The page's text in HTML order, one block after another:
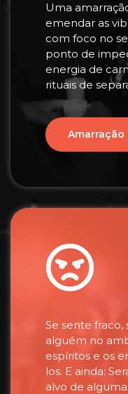
Uma
emendar as
com foco no
ponto de
energia de
rituais de
Amarração
Se sente fraco,
alguém no
espíritos e os
los. E ainda:
alvo de